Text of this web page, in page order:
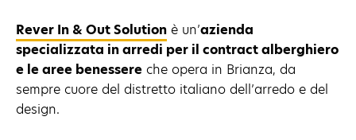
Rever In & Out Solution è un’azienda
specializzata in arredi per il contract alberghiero
e le aree benessere che opera in Brianza, da
sempre cuore del distretto italiano dell’arredo e del
design.